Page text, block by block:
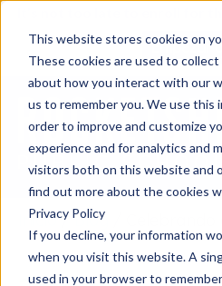
This website stores cookies on
These cookies are used to
about how you interact with our
us to remember you. We use this
order to improve and customize
experience and for analytics and
visitors both on this website and
find out more about the cookies
Privacy Policy
If you decline, your information
when you visit this website. A
used in your browser to
It’s not too late to enroll for
Empezar
Inicio/Blog